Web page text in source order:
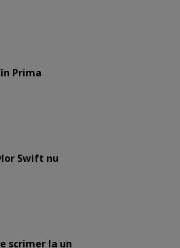
Prima
Swift nu
scrimer la un